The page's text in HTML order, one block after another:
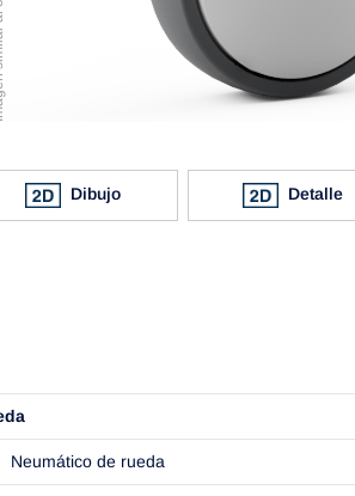
Dibujo Detalle
Neumático de rueda